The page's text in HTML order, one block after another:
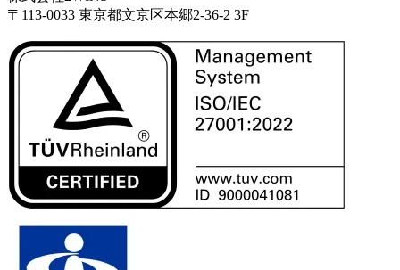
〒113-0033 東京都文京区本郷2-36-2 3F